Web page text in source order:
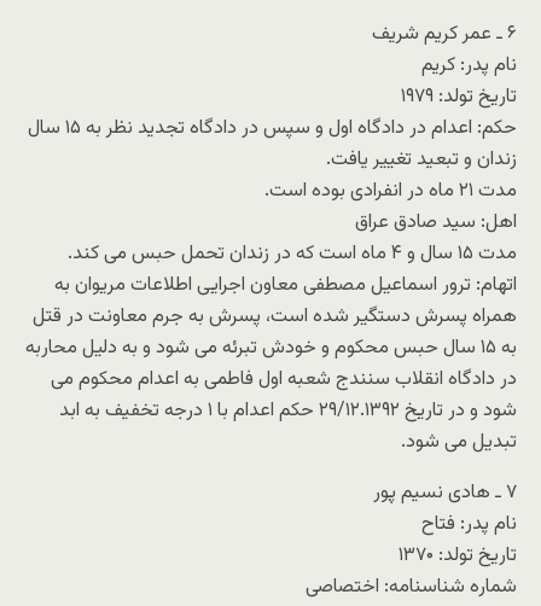
۶ ـ عمر کریم شریف
نام پدر: کریم
تاریخ تولد: ۱۹۷۹
حکم: اعدام در دادگاه اول و سپس در دادگاه تجدید نظر به ۱۵ سال
زندان و تبعید تغییر یافت.
مدت ۲۱ ماه در انفرادی بوده است.
اهل: سید صادق عراق
مدت ۱۵ سال و ۴ ماه است که در زندان تحمل حبس می کند.
اتهام: ترور اسماعیل مصطفی معاون اجرایی اطلاعات مریوان به
همراه پسرش دستگیر شده است، پسرش به جرم معاونت در قتل
به ۱۵ سال حبس محکوم و خودش تبرئه می شود و به دلیل محاربه
در دادگاه انقلاب سنندج شعبه اول فاطمی به اعدام محکوم می
شود و در تاریخ ۲۹/۱۲.۱۳۹۲ حکم اعدام با ۱ درجه تخفیف به ابد
تبدیل می شود.
۷ ـ هادی نسیم پور
نام پدر: فتاح
تاریخ تولد: ۱۳۷۰
شماره شناسنامه: اختصاصی